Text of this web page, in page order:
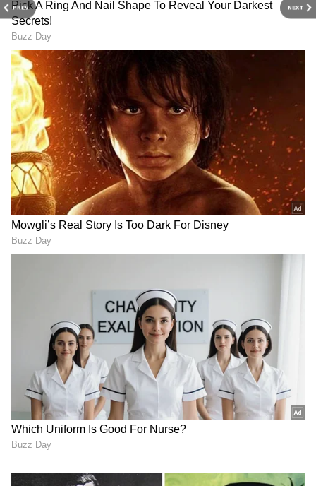
PREV NEXT
3
6
దీర్ఘకాలిక దగ్గు
సిఓపిడి ఉన్న వ్యక్తుల్లో దీర్ఘకాలిక దగ్గు ఉంటుంది. ఇలాంటి
వారు రోజంతా దగ్గుతూనే ఉంటారు. ఇలాంటి వ్యక్తుల్లో
సాధారణంగా.. దగ్గు 4 నుంచి 8 వారాల కంటే ఎక్కువ
కాలం ఉంటుంది. ఇది సిఓపిడి ప్రారంభ సంకేతం. ఇలాంటి
సమస్య కనిపిస్తే వెంటనే చెక్ చేసుకోవడం మంచిది.